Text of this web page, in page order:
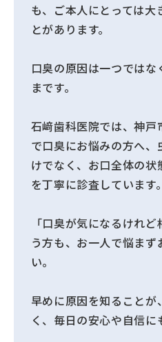
も、ご本人にとっては大
とがあります。
口臭の原因は一つでは
まです。
石﨑歯科医院では、神
で口臭にお悩みの方へ
けでなく、お口全体の
を丁寧に診査しています。
「口臭が気になるけれ
う方も、お一人で悩ま
い。
早めに原因を知ること
く、毎日の安心や自信に